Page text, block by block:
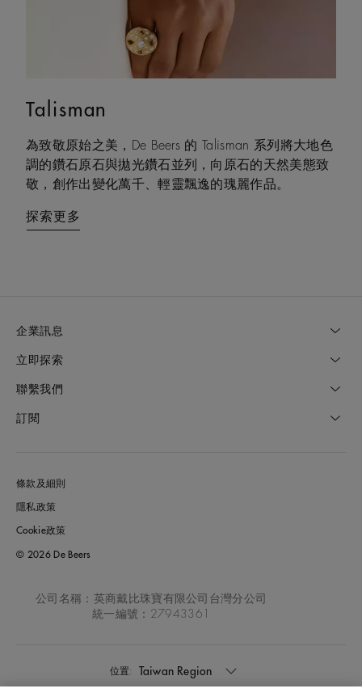
Talisman
為致敬原始之美，De Beers 的 Talisman 系列將大地色
調的鑽石原石與拋光鑽石並列，向原石的天然美態致
敬，創作出變化萬千、輕靈飄逸的瑰麗作品。
探索更多
Lotus by DE BEERS
以蓮花本身的結構之美為靈感，Lotus by DE BEERS 展
現沉穩而堅定的韌性——在生命旅程的不斷變化中，
始終如一、恆久相伴。
探索更多
企業訊息
立即探索
聯繫我們
訂閱
條款及細則
隱私政策
Cookie政策
© 2026 De Beers
公司名稱：英商戴比珠寶有限公司台灣分公司
統一編號：27943361
位置: Taiwan Region